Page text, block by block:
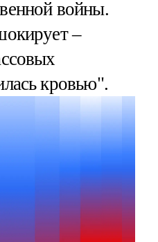
войны.
–
кровью".